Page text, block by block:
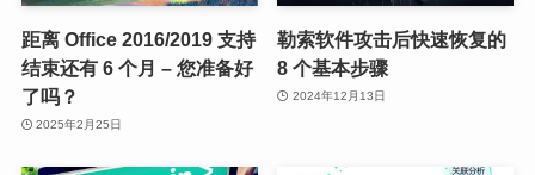
距离 Office 2016/2019 支持
结束还有 6 个月 – 您准备好
了吗？
2025年2月25日
勒索软件攻击后快速恢复的
8 个基本步骤
2024年12月13日